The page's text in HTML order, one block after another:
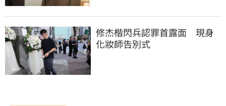
修杰楷閃兵認罪首露面　現身
化妝師告別式